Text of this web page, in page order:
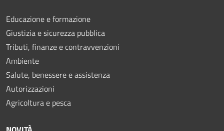
Educazione e formazione
Giustizia e sicurezza pubblica
Tributi, finanze e contravvenzioni
Ambiente
Salute, benessere e assistenza
Autorizzazioni
Agricoltura e pesca